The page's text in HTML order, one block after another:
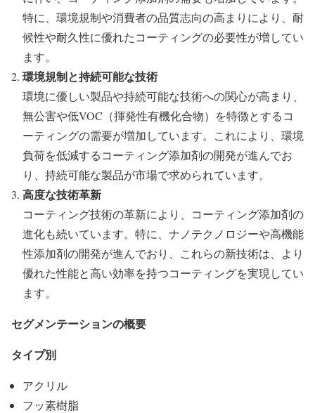
特に、環境規制や消費者の品質志向の高まりにより、耐
候性や耐久性に優れたコーティングの必要性が増してい
ます。
環境規制と持続可能な技術
環境に優しい製品や持続可能な技術への関心が高まり、
無公害や低VOC（揮発性有機化合物）を特徴とするコ
ーティングの需要が増加しています。これにより、環境
負荷を低減するコーティング添加剤の開発が進んでお
り、持続可能な製品が市場で求められています。
高度な技術革新
コーティング技術の革新により、コーティング添加剤の
進化も続いています。特に、ナノテクノロジーや高機能
性添加剤の開発が進んでおり、これらの新技術は、より
優れた性能と高い効率を持つコーティングを実現してい
ます。
セグメンテーションの概要
タイプ別
アクリル
フッ素樹脂